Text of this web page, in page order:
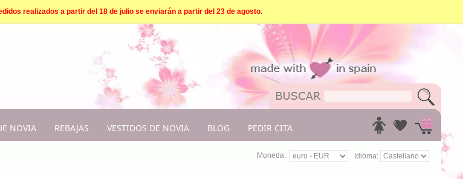
realizados a partir del 18 de julio se enviarán a partir del 23 de agosto.
NOVIA REBAJAS VESTIDOS DE NOVIA BLOG PEDIR CITA
Idioma:
Moneda: